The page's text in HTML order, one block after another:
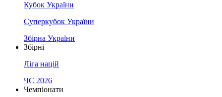
Кубок України
Суперкубок України
Збірна України
Збірні
Ліга націй
ЧС 2026
Чемпіонати